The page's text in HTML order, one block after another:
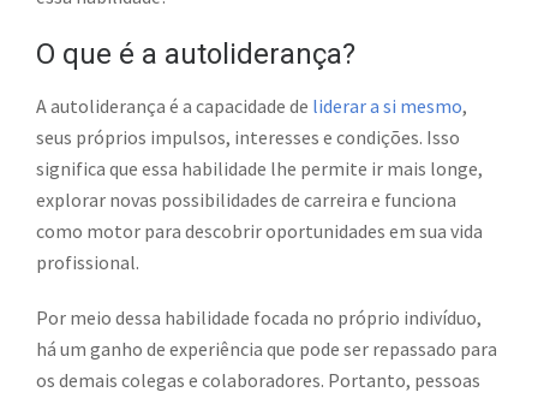
O que é a autoliderança?
A autoliderança é a capacidade de liderar a si mesmo,
seus próprios impulsos, interesses e condições. Isso
significa que essa habilidade lhe permite ir mais longe,
explorar novas possibilidades de carreira e funciona
como motor para descobrir oportunidades em sua vida
profissional.
Por meio dessa habilidade focada no próprio indivíduo,
há um ganho de experiência que pode ser repassado para
os demais colegas e colaboradores. Portanto, pessoas